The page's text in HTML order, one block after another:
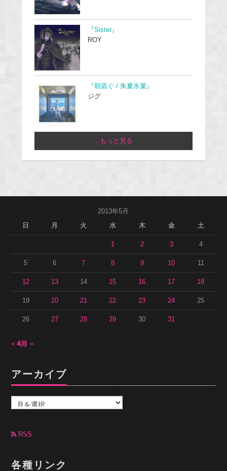
『Sister』
ROY
『朝凪ぐ / 朱夏氷菓』
ジグ
...もっと見る
2013年5月
日
月 火 水 木 金 土
1 2 3 4
5 6 7 8 9 10 11
12 13 14 15 16 17 18
19 20 21 22 23 24 25
26 27 28 29 30 31
« 4月6月 »
アーカイブ
カ
ブRSS
各種リンク